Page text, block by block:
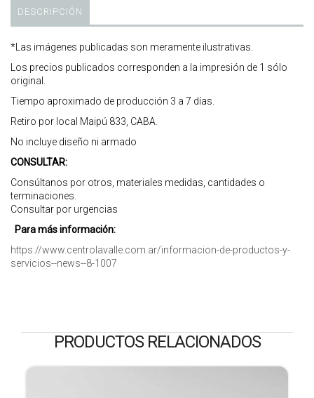
DESCRIPCIÓN
*Las imágenes publicadas son meramente ilustrativas.
Los precios publicados corresponden a la impresión de 1 sólo
original.
Tiempo aproximado de producción 3 a 7 días.
Retiro por local Maipú 833, CABA.
No incluye diseño ni armado
CONSULTAR:
Consúltanos por otros, materiales medidas, cantidades o
terminaciones.
Consultar por urgencias
Para más información:
https://www.centrolavalle.com.ar/informacion-de-productos-y-
servicios--news--8-1007
PRODUCTOS RELACIONADOS